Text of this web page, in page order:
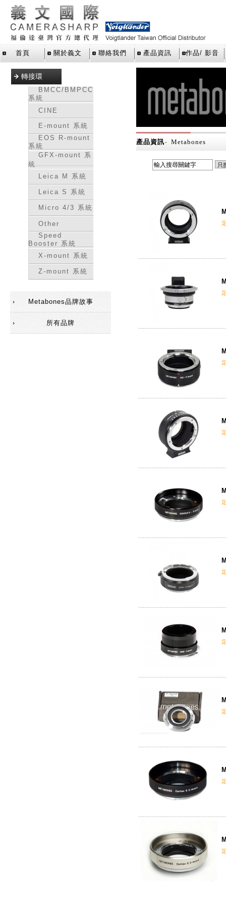
首頁 關於義文 聯絡我們 產品資訊 作品/ 影音
轉接環
BMCC/BMPCC
系統
CINE
E-mount 系統
EOS R-mount
系統
GFX-mount 系
統
Leica M 系統
Leica S 系統
Micro 4/3 系統
Other
Speed
Booster 系統
X-mount 系統
Z-mount 系統
Metabones品牌故事
所有品牌
產品資訊- Metabones